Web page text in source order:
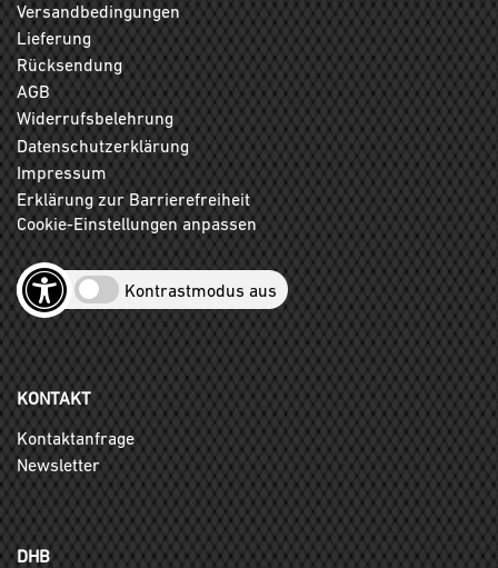
Versandbedingungen
Lieferung
Rücksendung
AGB
Widerrufsbelehrung
Datenschutzerklärung
Impressum
Erklärung zur Barrierefreiheit
Cookie-Einstellungen anpassen
Kontrastmodus aus
KONTAKT
Kontaktanfrage
Newsletter
DHB